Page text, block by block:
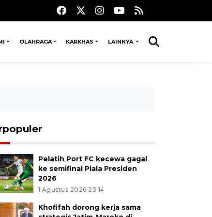
OLAHRAGA KARKHAS LAINNYA
Pelatih Port FC kecewa gagal
ke semifinal Piala Presiden
2026
1 Agustus 2026 23:14
Khofifah dorong kerja sama